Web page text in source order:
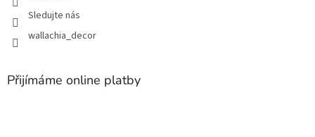
Sledujte nás
wallachia_decor
Přijímáme online platby